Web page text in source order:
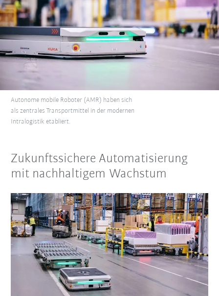
Autonome mobile Roboter (AMR) haben sich
als zentrales Transportmittel in der modernen
Intralogistik etabliert.
Zukunftssichere Automatisierung
mit nachhaltigem Wachstum